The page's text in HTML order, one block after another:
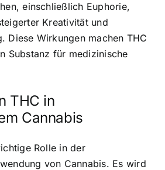
einschließlich Euphorie,
Kreativität und
Diese Wirkungen machen THC
Substanz für medizinische
THC in
Cannabis
Rolle in der
von Cannabis. Es wird